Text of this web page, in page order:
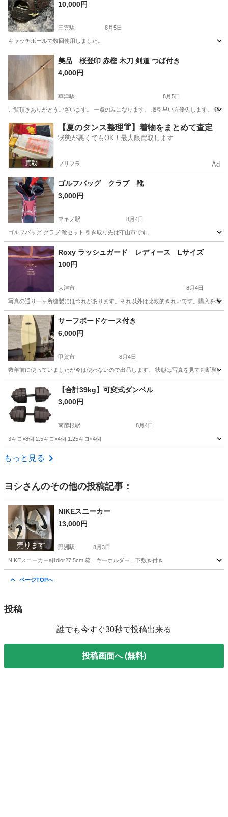
10,000円
三雲駅 8月5日
キャッチボールで数回使用しました。
滋賀 湖南市 三雲駅 野球 グローブ
美品 桜登印 赤樫 木刀 剣道 つば付き
4,000円
草津駅 8月5日
ご覧頂きありがとうございます。 一点のみになります。 取引早い方優先します。 鍔
滋賀 栗東市 草津駅 武道、格闘技
【夏のタンス整理👘】着物をまとめて査定
状態が悪くてもOK！最大限買取します
プリフラ Ad
ゴルフバッグ クラブ 靴
3,000円
マキノ駅 8月4日
ゴルフバッグ クラブ 靴セット 引き取り先は守山市です。
滋賀 高島市 マキノ駅 ゴルフ
Roxy ラッシュガード レディース Lサイズ
100円
大津市 8月4日
写真の通り一ヶ所縫製にほつれがあります。それ以外は比較的きれいです。購入を考
滋賀 大津市 スポーツウェア Roxy
サーフボードケース付き
6,000円
甲賀市 8月4日
数年前に使っていましたが今は使わないので出品します。 状態は写真を見て判断願
甲賀市 マリンスポーツ サーフボード
【合計39kg】可変式ダンベル
3,000円
南彦根駅 8月4日
3キロ×8個 2.5キロ×4個 1.25キロ×4個
滋賀 彦根市
もっと見る
ヨシさんのその他の投稿記事：
売ります
NIKEスニーカー
13,000円
野洲駅 8月3日
NIKEスニーカーaj1dior27.5cm 箱 キーホルダー、下敷き付き
ページTOPへ
投稿
誰でも今すぐ30秒で投稿出来る
投稿画面へ (無料)